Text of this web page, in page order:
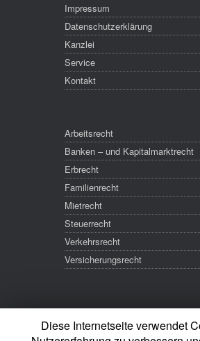
Impressum
Datenschutzerklärung
Kanzlei
Service
Kontakt
Arbeitsrecht
Banken – und Kapitalmarktrecht
Erbrecht
Familienrecht
Mietrecht
Steuerrecht
Verkehrsrecht
Versicherungsrecht
Diese Internetseite verwendet